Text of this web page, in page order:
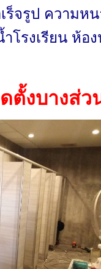
ร็จรูป ความห
ำโรงเรียน ห้
ตั้งบางส่ว